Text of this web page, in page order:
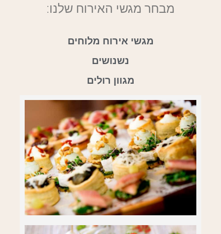
מבחר מגשי האירוח שלנו:
מגשי אירוח מלוחים
נשנושים
מגוון רולים